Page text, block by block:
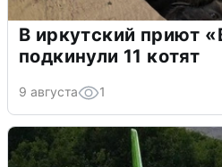
В иркутский приют
подкинули 11 котят
9 августа 1